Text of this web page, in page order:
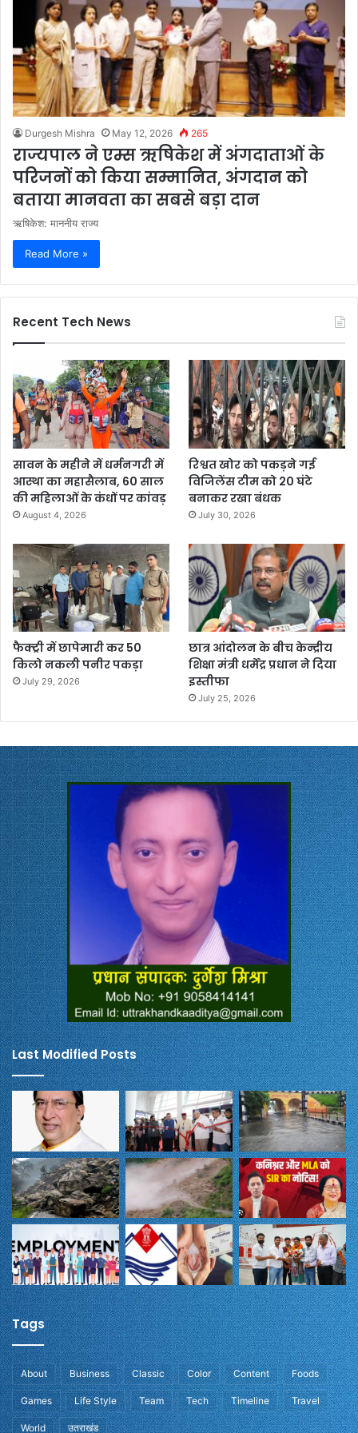
Durgesh Mishra May 12, 2026 265
राज्यपाल ने एम्स ऋषिकेश में अंगदाताओं के
परिजनों को किया सम्मानित, अंगदान को
बताया मानवता का सबसे बड़ा दान
ऋषिकेश: माननीय राज्य
Read More »
Recent Tech News
सावन के महीने में धर्मनगरी में
आस्था का महासैलाब, 60 साल
की महिलाओं के कंधों पर कांवड़
August 4, 2026
रिश्वत खोर को पकड़ने गई
विजिलेंस टीम को 20 घंटे
बनाकर रखा बंधक
July 30, 2026
फैक्ट्री में छापेमारी कर 50
किलो नकली पनीर पकड़ा
July 29, 2026
छात्र आंदोलन के बीच केन्द्रीय
शिक्षा मंत्री धर्मेंद्र प्रधान ने दिया
इस्तीफा
July 25, 2026
Last Modified Posts
Tags
About Business Classic Color Content Foods
Games Life Style Team Tech Timeline Travel
World उतराखंड